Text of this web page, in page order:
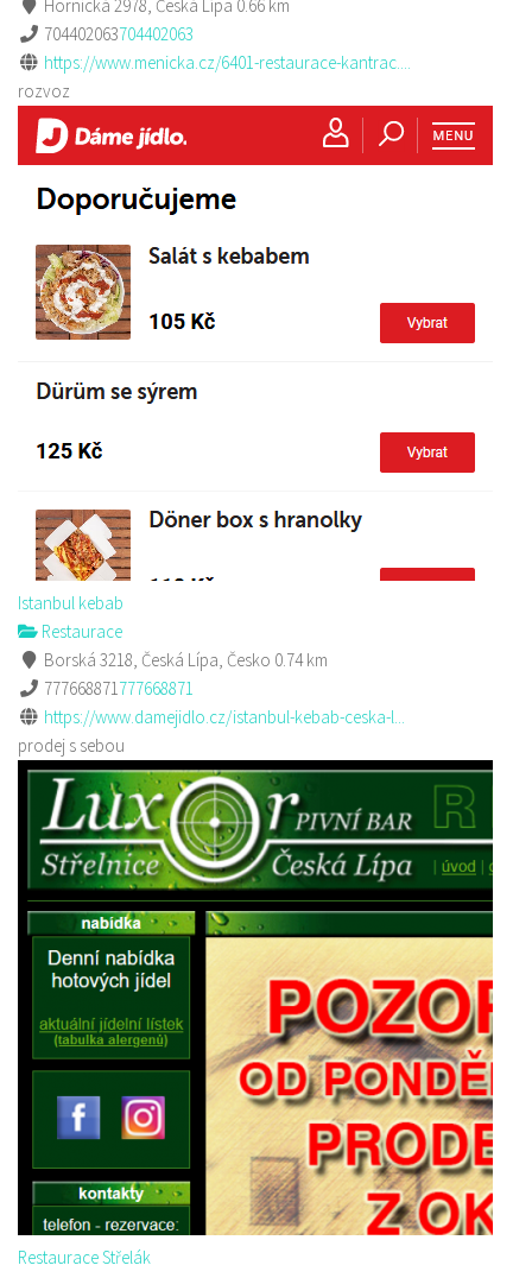
Hornická 2978, Česká Lípa 0.66 km
704402063704402063
https://www.menicka.cz/6401-restaurace-kantrac....
rozvoz
Istanbul kebab
Restaurace
Borská 3218, Česká Lípa, Česko 0.74 km
777668871777668871
https://www.damejidlo.cz/istanbul-kebab-ceska-l...
prodej s sebou
Restaurace Střelák